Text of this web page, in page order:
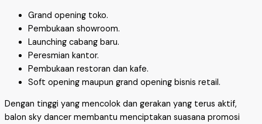
Grand opening toko.
Pembukaan showroom.
Launching cabang baru.
Peresmian kantor.
Pembukaan restoran dan kafe.
Soft opening maupun grand opening bisnis retail.
Dengan tinggi yang mencolok dan gerakan yang terus aktif,
balon sky dancer membantu menciptakan suasana promosi